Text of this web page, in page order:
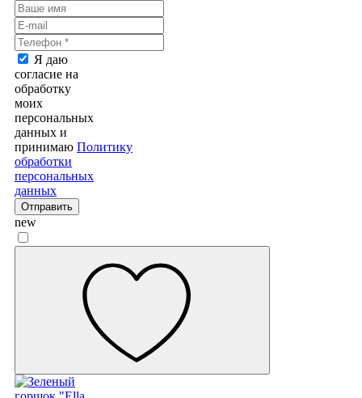
Я даю
согласие на
обработку
моих
персональных
данных и
принимаю Политику
обработки
персональных
данных
Отправить
new